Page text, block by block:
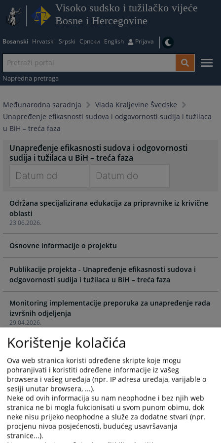
Visoko sudsko i tužilačko vijeće
Bosne i Hercegovine
Bosanski Hrvatski Srpski Српски English Prijava
Napredna pretraga
Međunarodna saradnja
Vlada Kraljevine Švedske
Unapređenje efikasnosti sudova i odgovornosti sudija i tužilaca
u BiH – treća faza
Unapređenje efikasnosti sudova i odgovornosti
sudija i tužilaca u BiH – treća faza
forward
to
interact
with
the
calendar
and
select
a
date.
Press
the
mark
key
to
get
the
keyboard
shortcuts
for
changing
forward
with
the
calendar
and
select
a
date.
mark
key
to
get
the
keyboard
shortcuts
for
changing
23.06.2026.
Održana specijalizirana edukacija za pripravnike iz krivične
oblasti
Osnovne informacije o projektu
Publikacije projekta - Unapređenje efikasnosti sudova i
odgovornosti sudija i tužilaca u BiH – treća faza
29.04.2026.
Monitoring implementacije preporuka za unapređenje rada
izvršnih odjeljenja
18.02.2026.
Učenje kroz praksu: Održana specijalizirana edukacija za
pripravnike iz krivične oblasti
22.12.2025.
Unaprjeđenje učinkovitosti ovršnih postupaka u sudovima
Bosne i Hercegovine
Ravnatelj Švedske agencije za izvršenje i veleposlanica
Korištenje kolačića
Ova web stranica koristi određene skripte koje mogu
pohranjivati i koristiti određene informacije iz vašeg
browsera i vašeg uređaja (npr. IP adresa uređaja, varijable o
sesiji unutar browsera, ...).
Neke od ovih informacija su nam neophodne i bez njih web
stranica ne bi mogla fukcionisati u svom punom obimu, dok
neke nisu prijeko neophodne a služe za dodatne stvari (npr.
procjenu nivoa posjećenosti, budućeg usavršavanja
stranice...).